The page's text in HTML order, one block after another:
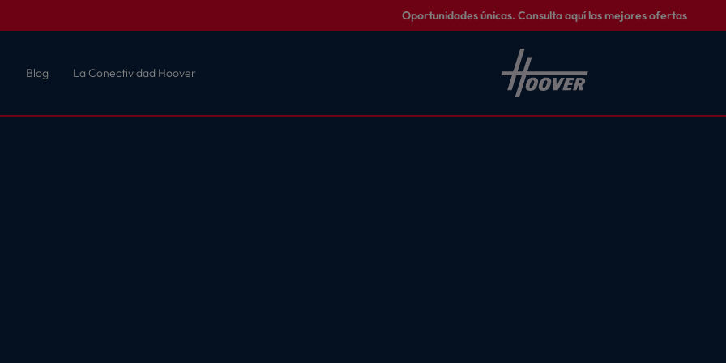
Oportunidades únicas. Consulta aquí las mejores ofertas
Blog La Conectividad Hoover